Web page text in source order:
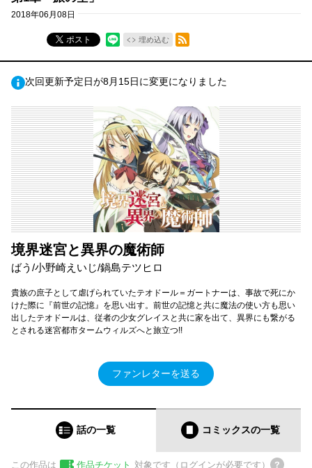
2018年06月08日
ポスト 埋め込む
RSSフィード
次回更新予定日が8月15日に変更になりました
境界迷宮と異界の魔術師
ばう/小野崎えいじ/鍋島テツヒロ
貴族の庶子として虐げられていたテオドール＝ガートナーは、事故で死にか
けた際に『前世の記憶』を思い出す。前世の記憶と共に魔法の使い方も思い
出したテオドールは、従者の少女グレイスと共に家を出て、異界にも繋がる
とされる迷宮都市タームウィルズへと旅立つ!!
ファンレターを送る
話の一覧 コミックスの一覧
この作品は 作品チケット 対象です（ログインが必要です）